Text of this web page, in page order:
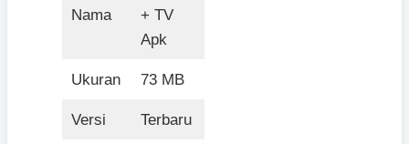
Nama
+ TV
Apk
Ukuran 73 MB
Versi Terbaru